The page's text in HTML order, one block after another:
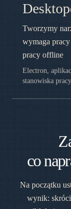
Tworzymy
wymaga
pracy offline
Electron,
stanowiska pracy
co
Na początku
wynik: skróci